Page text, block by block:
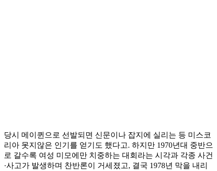
당시 메이퀸으로 선발되면 신문이나 잡지에 실리는 등 미스코
리아 못지않은 인기를 얻기도 했다고. 하지만 1970년대 중반으
로 갈수록 여성 미모에만 치중하는 대회라는 시각과 각종 사건
·사고가 발생하며 찬반론이 거세졌고, 결국 1978년 막을 내리